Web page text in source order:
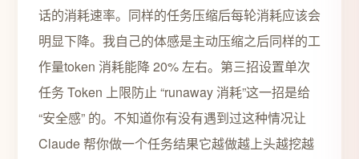
话的消耗速率。同样的任务压缩后每轮消耗应该会
明显下降。我自己的体感是主动压缩之后同样的工
作量token 消耗能降 20% 左右。第三招设置单次
任务 Token 上限防止 “runaway 消耗”这一招是给
“安全感” 的。不知道你有没有遇到过这种情况让
Claude 帮你做一个任务结果它越做越上头越挖越